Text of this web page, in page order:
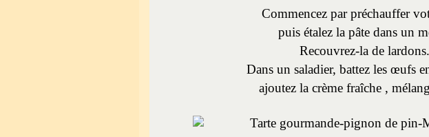
Commencez par préchauffer
puis étalez la pâte dans un
Recouvrez-la de lardons.
Dans un saladier, battez les œufs
ajoutez la crème fraîche ,